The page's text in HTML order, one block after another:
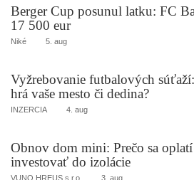
Berger Cup posunul latku: FC
17 500 eur
Niké 5. aug
Vyžrebovanie futbalových
hrá vaše mesto či dedina?
INZERCIA 4. aug
Obnov dom mini: Prečo sa oplatí
investovať do izolácie
VUNO HREUS s.r.o. 3. aug